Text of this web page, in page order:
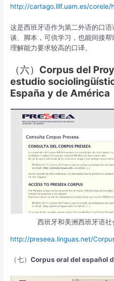
http://cartago.lllf.uam.es/corele/
这是西班牙语作为第二外语的口
谈、脚本，可供学习，也能间接
理解能力要求较高的口译。
（六） Corpus del
estudio
España y de América
西班牙和美洲西班牙语
http://preseea.linguas.net/
（七）Corpus oral del español